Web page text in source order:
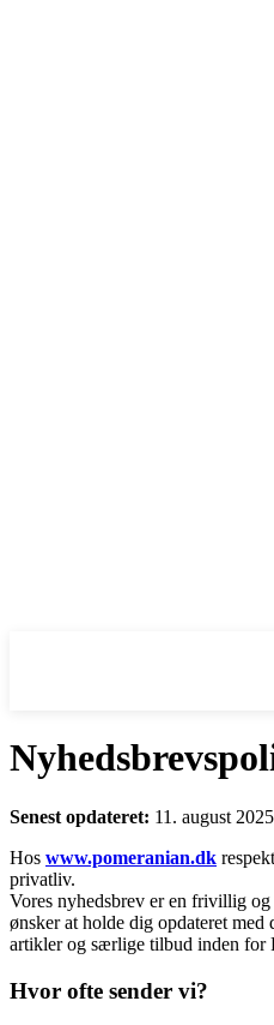
Senest opdateret: 11. august 2025
Hos www.pomeranian.dk
privatliv.
Vores nyhedsbrev er en frivillig
ønsker at holde dig opdateret med
artikler og særlige tilbud inden for
Hvor ofte sender vi?